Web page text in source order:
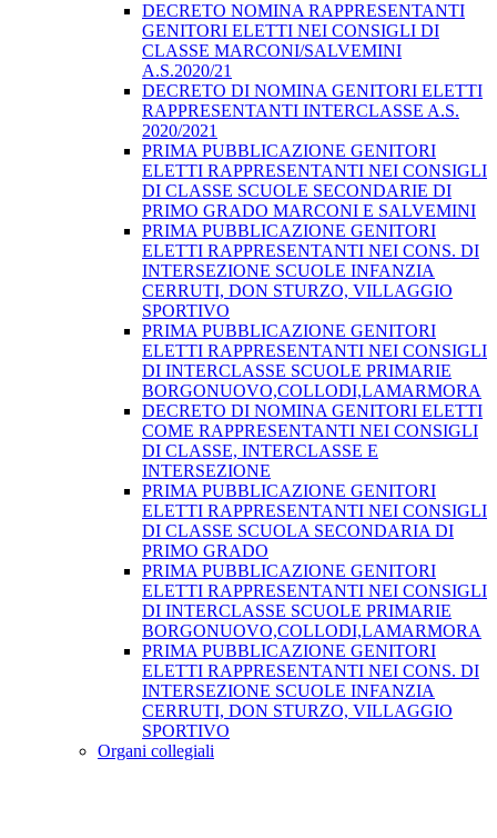
DECRETO NOMINA RAPPRESENTANTI
GENITORI ELETTI NEI CONSIGLI DI
CLASSE MARCONI/SALVEMINI
A.S.2020/21
DECRETO DI NOMINA GENITORI ELETTI
RAPPRESENTANTI INTERCLASSE A.S.
2020/2021
PRIMA PUBBLICAZIONE GENITORI
ELETTI RAPPRESENTANTI NEI CONSIGLI
DI CLASSE SCUOLE SECONDARIE DI
PRIMO GRADO MARCONI E SALVEMINI
PRIMA PUBBLICAZIONE GENITORI
ELETTI RAPPRESENTANTI NEI CONS. DI
INTERSEZIONE SCUOLE INFANZIA
CERRUTI, DON STURZO, VILLAGGIO
SPORTIVO
PRIMA PUBBLICAZIONE GENITORI
ELETTI RAPPRESENTANTI NEI CONSIGLI
DI INTERCLASSE SCUOLE PRIMARIE
BORGONUOVO,COLLODI,LAMARMORA
DECRETO DI NOMINA GENITORI ELETTI
COME RAPPRESENTANTI NEI CONSIGLI
DI CLASSE, INTERCLASSE E
INTERSEZIONE
PRIMA PUBBLICAZIONE GENITORI
ELETTI RAPPRESENTANTI NEI CONSIGLI
DI CLASSE SCUOLA SECONDARIA DI
PRIMO GRADO
PRIMA PUBBLICAZIONE GENITORI
ELETTI RAPPRESENTANTI NEI CONSIGLI
DI INTERCLASSE SCUOLE PRIMARIE
BORGONUOVO,COLLODI,LAMARMORA
PRIMA PUBBLICAZIONE GENITORI
ELETTI RAPPRESENTANTI NEI CONS. DI
INTERSEZIONE SCUOLE INFANZIA
CERRUTI, DON STURZO, VILLAGGIO
SPORTIVO
Organi collegiali